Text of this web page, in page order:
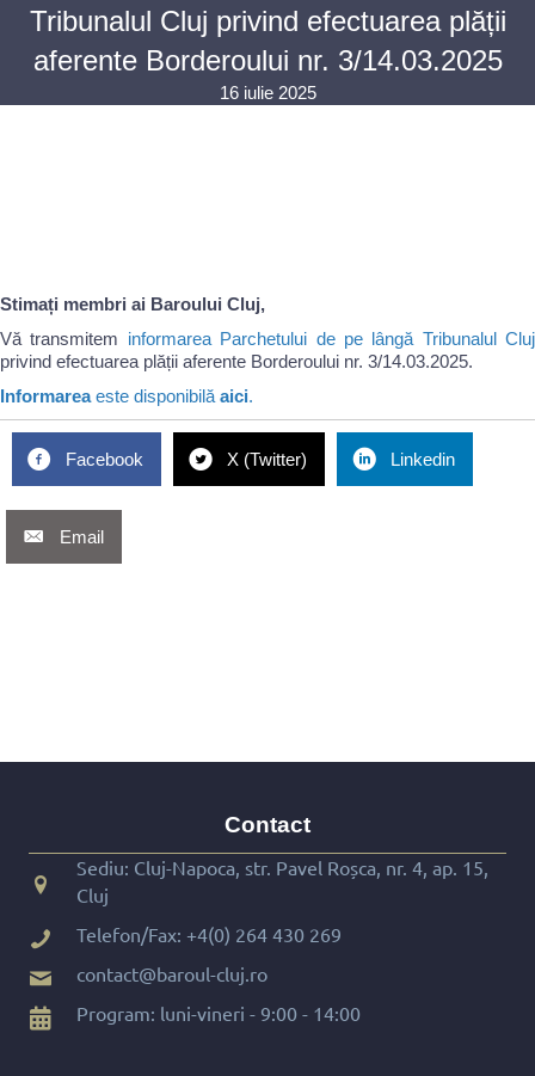
Tribunalul Cluj privind efectuarea plății
aferente Borderoului nr. 3/14.03.2025
16 iulie 2025
Stimați membri ai Baroului Cluj,
Vă transmitem informarea Parchetului de pe lângă Tribunalul Cluj
privind efectuarea plății aferente Borderoului nr. 3/14.03.2025.
Informareaeste disponibilă aici.
Facebook X (Twitter) Linkedin
Email
Contact
Sediu: Cluj-Napoca, str. Pavel Roșca, nr. 4, ap. 15,
Cluj
Telefon/Fax: +4(0) 264 430 269
contact@baroul-cluj.ro
Program: luni-vineri - 9:00 - 14:00